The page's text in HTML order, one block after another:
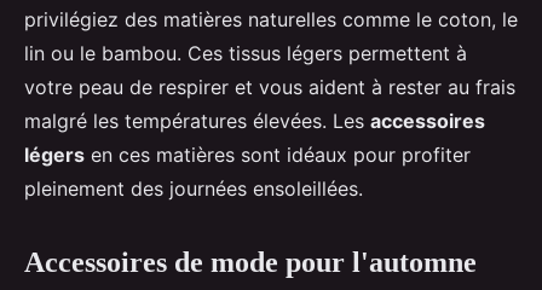
privilégiez des matières naturelles comme le coton, le
lin ou le bambou. Ces tissus légers permettent à
votre peau de respirer et vous aident à rester au frais
malgré les températures élevées. Les accessoires
légers en ces matières sont idéaux pour profiter
pleinement des journées ensoleillées.
Accessoires de mode pour l'automne